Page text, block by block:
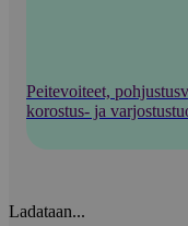
Peitevoiteet,
korostus- ja
Ladataan...